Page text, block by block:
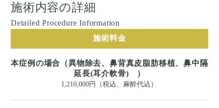
施術内容の詳細
Detailed Procedure Information
施術料金
本症例の場合（異物除去、鼻背真皮脂肪移植、鼻中隔
延長(耳介軟骨) ）
1,210,000円（税込、麻酔代込）